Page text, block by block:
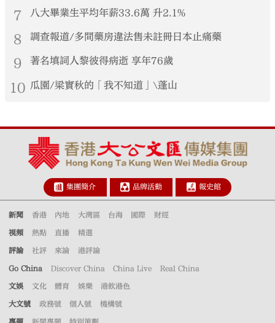
7 八大畢業生平均年薪33.6萬 升2.1%
8 調查報道/多間藥房違法售未註冊日本止痛藥
9 著名填詞人黎彼得病逝 享年76歲
10 瓜園/梁實秋的「我不知道」\蓬山
集團簡介 品牌活動 報史館
新聞 香港 內地 大灣區 台海 國際 財經
視頻 熱點 直播 精選
評論 社評 來論 港評論
Go China Discover China China Live Real China
文娛 文化 體育 娛樂 港飲港色
大文號 政務號 個人號 機構號